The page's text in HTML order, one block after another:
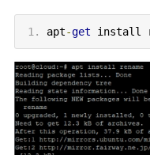
apt-get install